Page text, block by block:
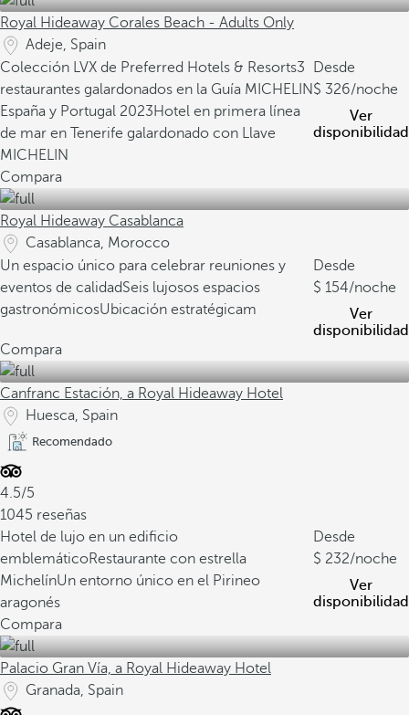
Royal Hideaway Corales Beach - Adults Only
Adeje, Spain
Colección LVX de Preferred Hotels & Resorts3
restaurantes galardonados en la Guía MICHELIN
España y Portugal 2023Hotel en primera línea
de mar en Tenerife galardonado con Llave
MICHELIN
Desde
326/noche
Ver
disponibilidad
Compara
Royal Hideaway Casablanca
Casablanca, Morocco
Un espacio único para celebrar reuniones y
eventos de calidadSeis lujosos espacios
gastronómicosUbicación estratégicam
Desde
154/noche
Ver
disponibilidad
Compara
Canfranc Estación, a Royal Hideaway Hotel
Huesca, Spain
Recomendado
4.5/5
1045 reseñas
Hotel de lujo en un edificio
emblemáticoRestaurante con estrella
MichelínUn entorno único en el Pirineo
aragonés
Desde
232/noche
Ver
disponibilidad
Compara
Palacio Gran Vía, a Royal Hideaway Hotel
Granada, Spain